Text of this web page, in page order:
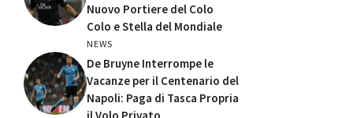
Nuovo Portiere del Colo
Colo e Stella del Mondiale
NEWS
De Bruyne Interrompe le
Vacanze per il Centenario del
Napoli: Paga di Tasca Propria